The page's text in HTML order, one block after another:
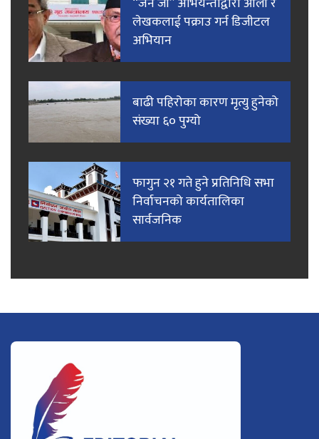
लेखकलाई पक्राउ गर्न डिजीटल
अभियान
बाढी पहिरोका कारण मृत्यु हुनेको
संख्या ६० पुग्यो
फागुन २१ गते हुने प्रतिनिधि सभा
निर्वाचनको कार्यतालिका
सार्वजनिक